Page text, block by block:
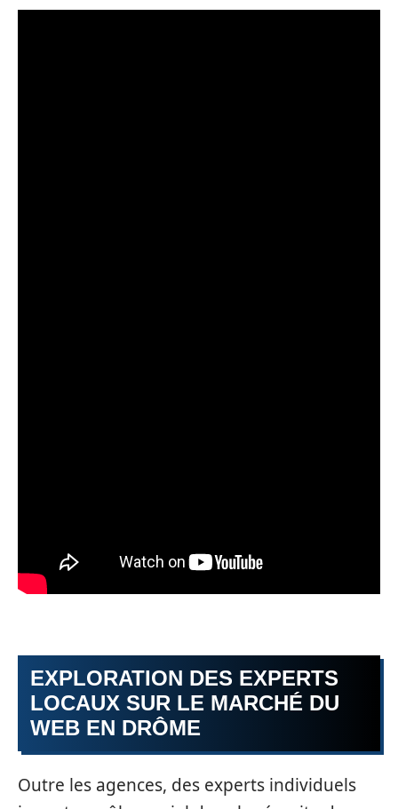
EXPLORATION DES EXPERTS
LOCAUX SUR LE MARCHÉ DU
WEB EN DRÔME
Outre les agences, des experts individuels